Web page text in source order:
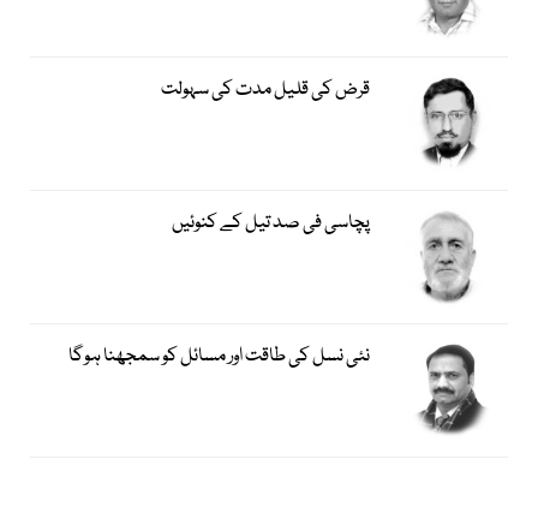
قرض کی قلیل مدت کی سہولت
پچاسی فی صد تیل کے کنوئیں
نئی نسل کی طاقت اور مسائل کو سمجھنا ہوگا